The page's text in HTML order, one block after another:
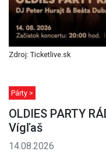
Zdroj: Ticketlive.sk
Párty >
OLDIES PARTY
Vígľaš
14.08.2026